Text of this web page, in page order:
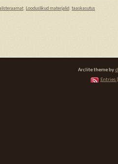
, Looduslikud materjalid, taaskasutus
Arclite theme by
Entries